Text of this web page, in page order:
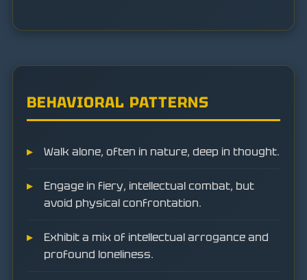
BEHAVIORAL PATTERNS
Walk alone, often in nature, deep in thought.
Engage in fiery, intellectual combat, but
avoid physical confrontation.
Exhibit a mix of intellectual arrogance and
profound loneliness.